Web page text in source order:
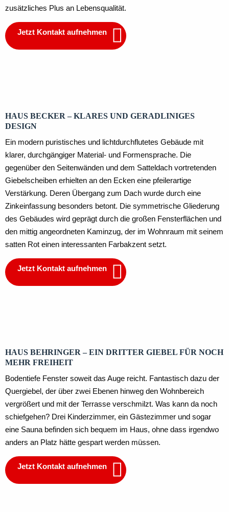
zusätzliches Plus an Lebensqualität.
Jetzt Kontakt aufnehmen
HAUS BECKER – KLARES UND GERADLINIGES
DESIGN
Ein modern puristisches und lichtdurchflutetes Gebäude mit
klarer, durchgängiger Material- und Formensprache. Die
gegenüber den Seitenwänden und dem Satteldach vortretenden
Giebelscheiben erhielten an den Ecken eine pfeilerartige
Verstärkung. Deren Übergang zum Dach wurde durch eine
Zinkeinfassung besonders betont. Die symmetrische Gliederung
des Gebäudes wird geprägt durch die großen Fensterflächen und
den mittig angeordneten Kaminzug, der im Wohnraum mit seinem
satten Rot einen interessanten Farbakzent setzt.
Jetzt Kontakt aufnehmen
HAUS BEHRINGER – EIN DRITTER GIEBEL FÜR NOCH
MEHR FREIHEIT
Bodentiefe Fenster soweit das Auge reicht. Fantastisch dazu der
Quergiebel, der über zwei Ebenen hinweg den Wohnbereich
vergrößert und mit der Terrasse verschmilzt. Was kann da noch
schiefgehen? Drei Kinderzimmer, ein Gästezimmer und sogar
eine Sauna befinden sich bequem im Haus, ohne dass irgendwo
anders an Platz hätte gespart werden müssen.
Jetzt Kontakt aufnehmen